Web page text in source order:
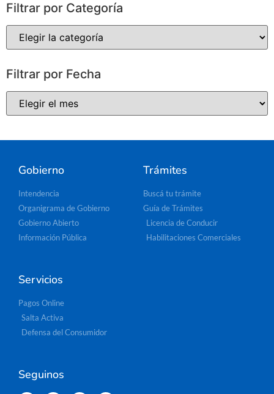
Filtrar por Categoría
Filtrar por Fecha
Gobierno
Intendencia
Organigrama de Gobierno
Gobierno Abierto
Información Pública
Trámites
Buscá tu trámite
Guía de Trámites
Licencia de Conducir
Habilitaciones Comerciales
Servicios
Pagos Online
Salta Activa
Defensa del Consumidor
Seguinos